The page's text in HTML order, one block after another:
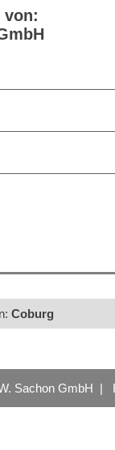
von:
Coburg
Sachon GmbH |